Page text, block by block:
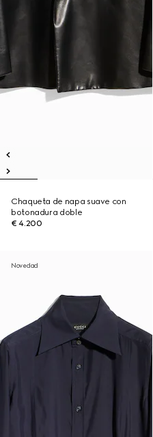
Chaqueta de napa suave con
botonadura doble
€ 4.200
Novedad